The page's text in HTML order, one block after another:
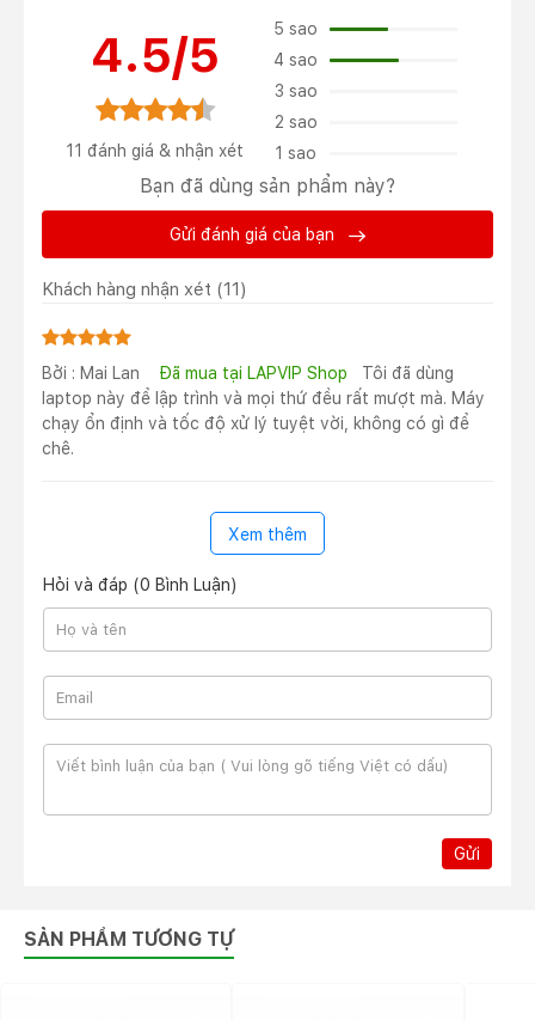
nhà sản xuất thiết kế với các đường vát cắt sắc sảo.
Chưa hết, Thinkbook 16 G4+ được hoàn thiện bằng
chất liệu kim loại mang đến sự chắc chắn, không hề bị
flex ngay cả ở những khu vực yếu nhất như bàn phím.
Thiết kế bản lề chắc chắn với góc mở linh hoạt 180 độ,
bằng một tay mà không gặp bất cứ khó khăn nào.
Mặc dù sở hữu màn hình 16 inch nhưng trọng lượng
với kích thước 16.5mm x 357mm x 252mm, cho cảm
giác cầm nắm dễ dàng. Đồng thời người dùng có thể
dễ dàng bỏ vào balo hay túi xách lớn để mang theo khi
đi học hoặc đi làm.
Màn hình cho chất lượng hiển thị tốt,
sắc nét
Về phần màn hình, Lenovo Thinkbook 16 G4+ sở hữu
giúp ngoại hình máy tính trở nên thoáng đãng và hiện
pixels) cho chất lượng hiển thị ấn tượng với độ sắc nét
và chân thực. Tỷ lệ khung hình 16:10 cùng tần số quét
4.5/5
11 đánh giá & nhận xét
5 sao
4 sao
3 sao
2 sao
1 sao
Bạn đã dùng sản phẩm này?
Gửi đánh giá của bạn
Khách hàng nhận xét (11)
Bởi : Mai Lan Đã mua tại LAPVIP Shop
Tôi đã dùng
laptop này để lập trình và mọi thứ đều rất mượt mà. Máy
chạy ổn định và tốc độ xử lý tuyệt vời, không có gì để
chê.
Xem thêm
Hỏi và đáp (0 Bình Luận)
Gửi
SẢN PHẨM TƯƠNG TỰ